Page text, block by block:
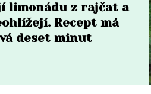
limonádu z rajčat a
Recept má
deset minut